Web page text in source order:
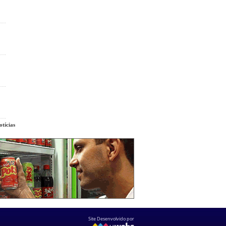
Site Desenvolvido por